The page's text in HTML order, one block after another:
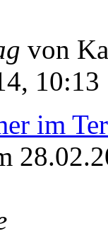
von
10:13
im